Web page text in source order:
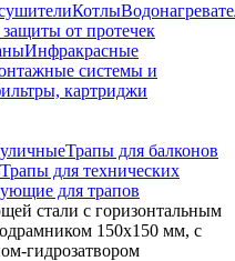
Котлы
от протечек
Инфракрасные
системы и
картриджи
Трапы для балконов
Трапы для технических
для трапов
стали с горизонтальным
150x150 мм, с
гидрозатвором